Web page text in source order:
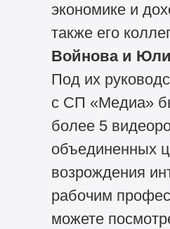
экономике и
также его
Войнова и
Под их
с СП «Медиа»
более 5
объединенных
возрождения
рабочим
можете